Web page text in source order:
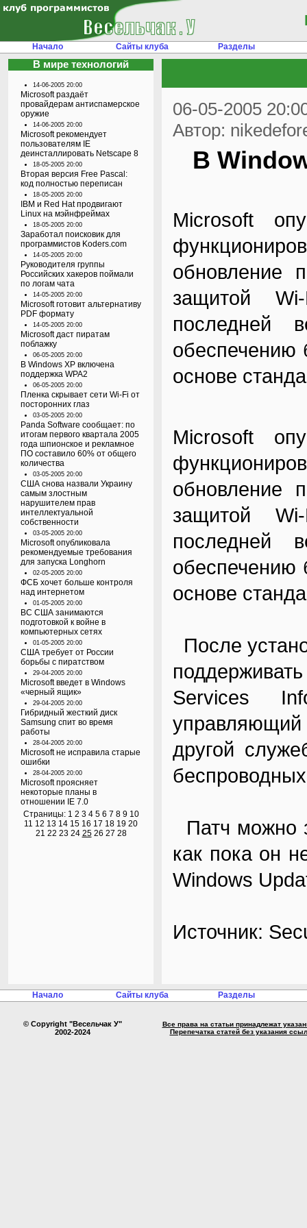
Начало Сайты клуба Разделы
В мире технологий
14-06-2005 20:00
Microsoft раздаёт
провайдерам антиспамерское
оружие
14-06-2005 20:00
Microsoft рекомендует
пользователям IE
деинсталлировать Netscape 8
18-05-2005 20:00
Вторая версия Free Pascal:
код полностью переписан
18-05-2005 20:00
IBM и Red Hat продвигают
Linux на мэйнфреймах
18-05-2005 20:00
Заработал поисковик для
программистов Koders.com
14-05-2005 20:00
Руководителя группы
Российских хакеров поймали
по логам чата
14-05-2005 20:00
Microsoft готовит альтернативу
PDF формату
14-05-2005 20:00
Microsoft даст пиратам
поблажку
06-05-2005 20:00
В Windows XP включена
поддержка WPA2
06-05-2005 20:00
Пленка скрывает сети Wi-Fi от
посторонних глаз
03-05-2005 20:00
Panda Software сообщает: по
итогам первого квартала 2005
года шпионское и рекламное
ПО составило 60% от общего
количества
03-05-2005 20:00
США снова назвали Украину
самым злостным
нарушителем прав
интеллектуальной
собственности
03-05-2005 20:00
Microsoft опубликовала
рекомендуемые требования
для запуска Longhorn
02-05-2005 20:00
ФСБ хочет больше контроля
над интернетом
01-05-2005 20:00
ВС США занимаются
подготовкой к войне в
компьютерных сетях
01-05-2005 20:00
США требует от России
борьбы с пиратством
29-04-2005 20:00
Microsoft введет в Windows
«черный ящик»
29-04-2005 20:00
Гибридный жесткий диск
Samsung спит во время
работы
28-04-2005 20:00
Microsoft не исправила старые
ошибки
28-04-2005 20:00
Microsoft проясняет
некоторые планы в
отношении IE 7.0
Страницы: 1 2 3 4 5 6 7 8 9 10
11 12 13 14 15 16 17 18 19 20
21 22 23 24 25 26 27 28
06-05-2005
Автор:
В
Microsoft
обновление
защитой
последней
обеспечению
основе
Microsoft
обновление
защитой
последней
обеспечению
основе
После
Services
управляющий
другой
Патч можно
как пока он
Windows
Источник:
Начало Сайты клуба Разделы
© Copyright "Весельчак У"
2002-2024
Все права на статьи принадлежат
Перепечатка статей без указания